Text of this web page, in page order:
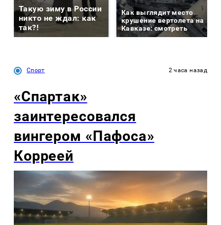
Такую зиму в России
никто не ждал: как
так?!
Как выглядит место
крушение вертолета на
Кавказе: смотреть
Спорт 2 часа назад
«Спартак»
заинтересовался
вингером «Пафоса»
Корреей